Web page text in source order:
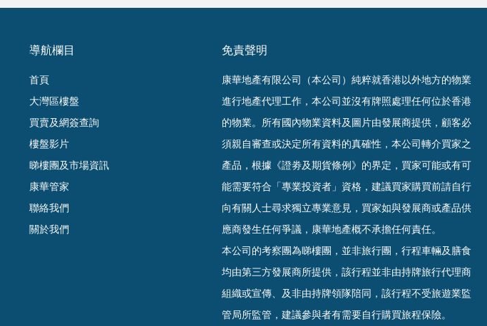
導航欄目
首頁
大灣區樓盤
買賣及網簽查詢
樓盤影片
睇樓團及市場資訊
康華管家
聯絡我們
關於我們
免責聲明
康華地產有限公司（本公司）純粹就香港以外地方的物業
進行地產代理工作，本公司並沒有牌照處理任何位於香港
的物業。 所有國內物業資料及圖片由發展商提供，顧客必
須親自審查或決定所有資料的真確性 ， 本公司轉介買家之
產品，根據《證劵及期貨條例》的界定，買家可能或有可
能需要符合「專業投資者」資格，建議買家購買前請自行
向有關人士尋求獨立專業意見，買家如與發展商或產品供
應商發生任何爭議，康華地產概不承擔任何責任。
本公司的考察團為睇樓團，並非旅行團，行程車輛及膳食
均由第三方發展商所提供，該行程並非由持牌旅行代理商
組織或宣傳、及非由持牌領隊陪同，該行程不受旅遊業監
管局所監管，建議參與者有需要自行購買旅程保險。